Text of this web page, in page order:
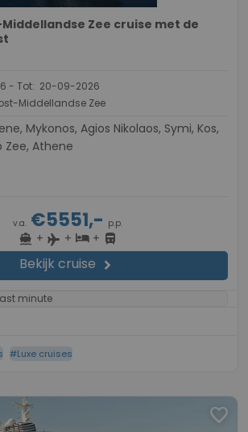
Zee cruise met de
- Tot: 20-09-2026
Middellandse Zee
Zee, Athene
v.a. €5551,- p.p.
directions_boat + flight + hotel+ directions_bus
Bekijk cruise chevron_right
minute
#Luxe cruises
favorite